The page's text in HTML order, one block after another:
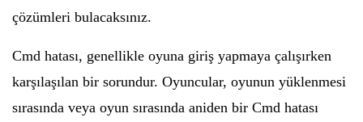
çözümleri bulacaksınız.
Cmd hatası, genellikle oyuna giriş yapmaya çalışırken
karşılaşılan bir sorundur. Oyuncular, oyunun yüklenmesi
sırasında veya oyun sırasında aniden bir Cmd hatası